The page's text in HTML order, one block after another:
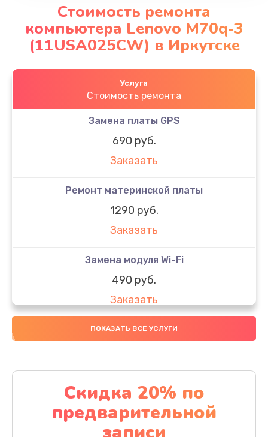
Стоимость ремонта
компьютера Lenovo M70q-3
(11USA025CW) в Иркутске
Услуга
Стоимость ремонта
Замена платы GPS
690 руб.
Заказать
Ремонт материнской платы
1290 руб.
Заказать
Замена модуля Wi-Fi
490 руб.
Заказать
Замена микрофона
Заказать
Замена аккумулятора
1130 руб.
ПОКАЗАТЬ ВСЕ УСЛУГИ
Скидка 20% по
предварительной